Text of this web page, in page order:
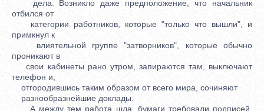
дела. Возникло даже предположение, что начальник
отбился от
категории работников, которые "только что вышли", и
примкнул к
влиятельной группе "затворников", которые обычно
проникают в
свои кабинеты рано утром, запираются там, выключают
телефон и,
отгородившись таким образом от всего мира, сочиняют
разнообразнейшие доклады.
А между тем работа шла, бумаги требовали подписей,